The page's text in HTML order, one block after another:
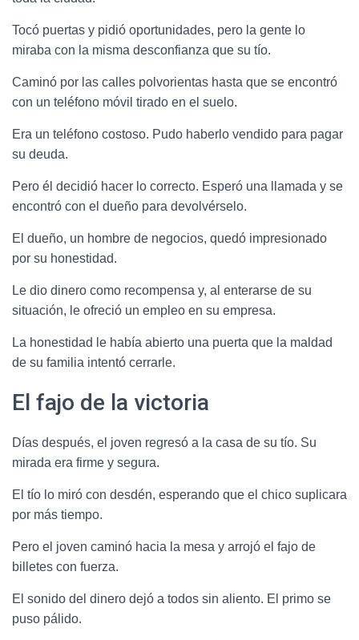
Tocó puertas y pidió oportunidades, pero la gente lo
miraba con la misma desconfianza que su tío.
Caminó por las calles polvorientas hasta que se encontró
con un teléfono móvil tirado en el suelo.
Era un teléfono costoso. Pudo haberlo vendido para pagar
su deuda.
Pero él decidió hacer lo correcto. Esperó una llamada y se
encontró con el dueño para devolvérselo.
El dueño, un hombre de negocios, quedó impresionado
por su honestidad.
Le dio dinero como recompensa y, al enterarse de su
situación, le ofreció un empleo en su empresa.
La honestidad le había abierto una puerta que la maldad
de su familia intentó cerrarle.
El fajo de la victoria
Días después, el joven regresó a la casa de su tío. Su
mirada era firme y segura.
El tío lo miró con desdén, esperando que el chico suplicara
por más tiempo.
Pero el joven caminó hacia la mesa y arrojó el fajo de
billetes con fuerza.
El sonido del dinero dejó a todos sin aliento. El primo se
puso pálido.